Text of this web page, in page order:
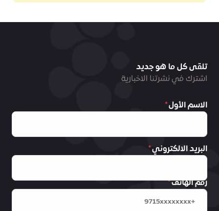
تلقى كل ما هو جديد
اشترك في نشرتنا الاخبارية
الاسم الأول
البريد الالكتروني
رقم الهاتف